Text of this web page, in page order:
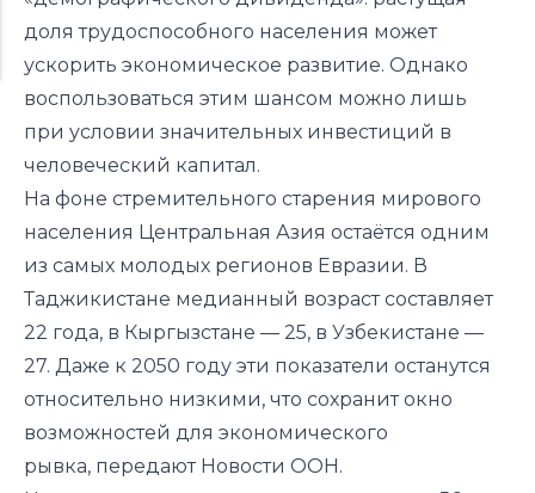
доля трудоспособного населения может
ускорить экономическое развитие. Однако
воспользоваться этим шансом можно лишь
при условии значительных инвестиций в
человеческий капитал.
На фоне стремительного старения мирового
населения Центральная Азия остаётся одним
из самых молодых регионов Евразии. В
Таджикистане медианный возраст составляет
22 года, в Кыргызстане — 25, в Узбекистане —
27. Даже к 2050 году эти показатели останутся
относительно низкими, что сохранит окно
возможностей для экономического
рывка, передают Новости ООН.